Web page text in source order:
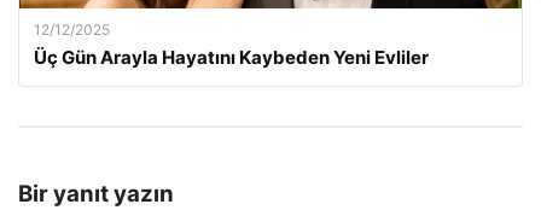
12/12/2025
Üç Gün Arayla Hayatını Kaybeden Yeni Evliler
Bir yanıt yazın